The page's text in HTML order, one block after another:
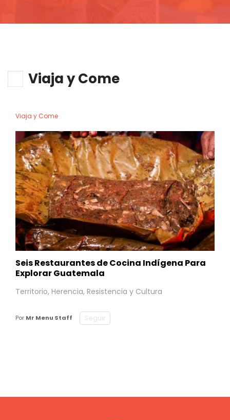
Viaja y Come
Viaja y Come
Seis Restaurantes de Cocina Indígena Para
Explorar Guatemala
Territorio, Herencia, Resistencia y Cultura
Por Mr Menu Staff Seguir